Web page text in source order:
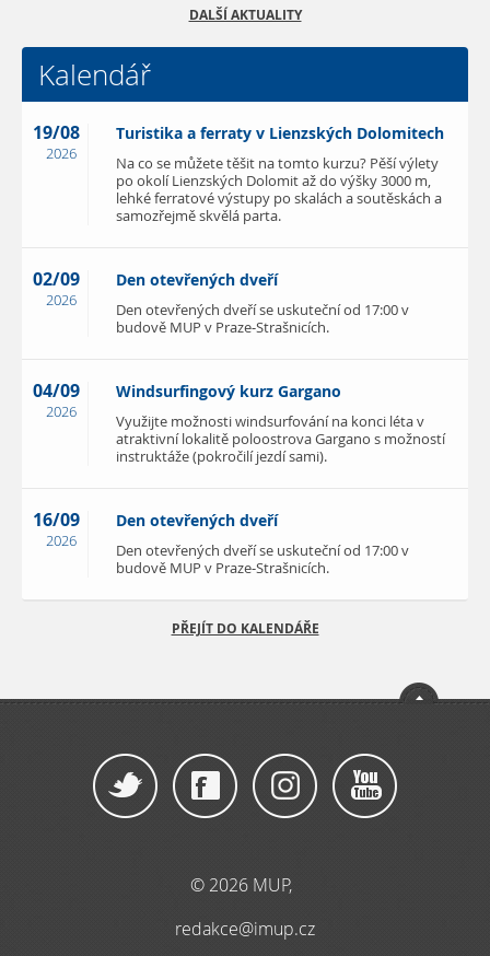
DALŠÍ AKTUALITY
Kalendář
19/08
2026
Turistika a ferraty v Lienzských Dolomitech
Na co se můžete těšit na tomto kurzu? Pěší výlety
po okolí Lienzských Dolomit až do výšky 3000 m,
lehké ferratové výstupy po skalách a soutěskách a
samozřejmě skvělá parta.
02/09
2026
Den otevřených dveří
Den otevřených dveří se uskuteční od 17:00 v
budově MUP v Praze-Strašnicích.
04/09
2026
Windsurfingový kurz Gargano
Využijte možnosti windsurfování na konci léta v
atraktivní lokalitě poloostrova Gargano s možností
instruktáže (pokročilí jezdí sami).
16/09
2026
Den otevřených dveří
Den otevřených dveří se uskuteční od 17:00 v
budově MUP v Praze-Strašnicích.
PŘEJÍT DO KALENDÁŘE
© 2026 MUP,
redakce@imup.cz